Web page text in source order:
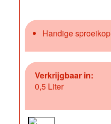
Handige sproeikop
Verkrijgbaar in:
0,5 Liter